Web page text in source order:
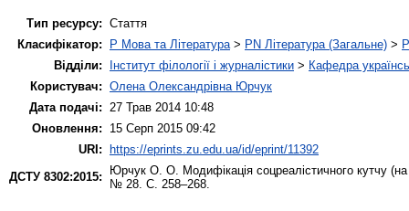
Тип ресурсу: Стаття
Класифікатор:
P Мова та Література > PN Література (Загальне) >
Відділи:
Інститут філології і журналістики > Кафедра
Користувач: Олена Олександрівна Юрчук
Дата подачі:
27 Трав 2014 10:48
Оновлення:
15 Серп 2015 09:42
URI: https://eprints.zu.edu.ua/id/eprint/11392
ДСТУ 8302:2015:
Юрчук О. О. Модифікація соцреалістичного кутчу
№ 28. С. 258–268.